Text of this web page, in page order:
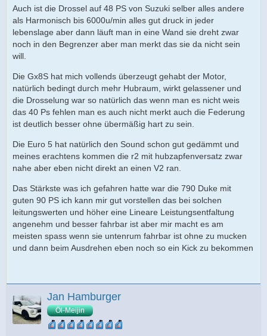
Auch ist die Drossel auf 48 PS von Suzuki selber alles andere
als Harmonisch bis 6000u/min alles gut druck in jeder
lebenslage aber dann läuft man in eine Wand sie dreht zwar
noch in den Begrenzer aber man merkt das sie da nicht sein
will.
Die Gx8S hat mich vollends überzeugt gehabt der Motor,
natürlich bedingt durch mehr Hubraum, wirkt gelassener und
die Drosselung war so natürlich das wenn man es nicht weis
das 40 Ps fehlen man es auch nicht merkt auch die Federung
ist deutlich besser ohne übermäßig hart zu sein.
Die Euro 5 hat natürlich den Sound schon gut gedämmt und
meines erachtens kommen die r2 mit hubzapfenversatz zwar
nahe aber eben nicht direkt an einen V2 ran.
Das Stärkste was ich gefahren hatte war die 790 Duke mit
guten 90 PS ich kann mir gut vorstellen das bei solchen
leitungswerten und höher eine Lineare Leistungsentfaltung
angenehm und besser fahrbar ist aber mir macht es am
meisten spass wenn sie untenrum fahrbar ist ohne zu mucken
und dann beim Ausdrehen eben noch so ein Kick zu bekommen
Jan Hamburger
Öl-Meijin